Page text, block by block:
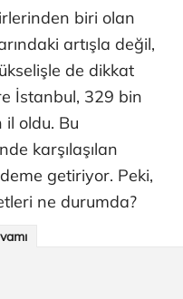
biri olan
artışla değil,
de dikkat
İstanbul, 329 bin
oldu. Bu
karşılaşılan
getiriyor. Peki,
ne durumda?